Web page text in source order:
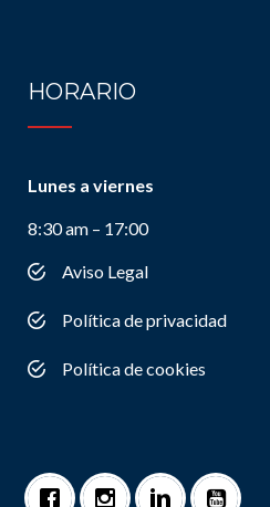
HORARIO
Lunes a viernes
8:30 am – 17:00
Aviso Legal
Política de privacidad
Política de cookies